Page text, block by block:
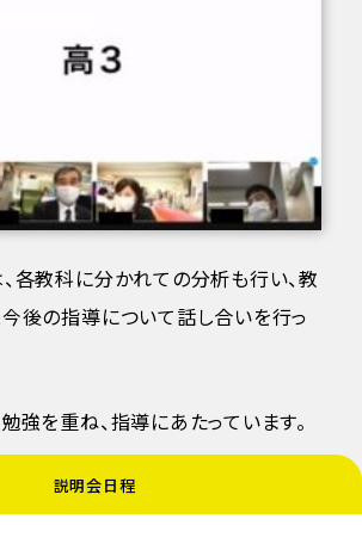
説明会日程
各教科に分かれての分析も行い、教
後の指導について話し合いを行っ
強を重ね、指導にあたっています。